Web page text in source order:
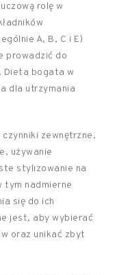
rolę w
A, B, C i E)
prowadzić do
Dieta bogata w
dla utrzymania
czynniki zewnętrzne,
używanie
stylizowanie na
tym nadmierne
się do ich
jest, aby wybierać
oraz unikać zbyt